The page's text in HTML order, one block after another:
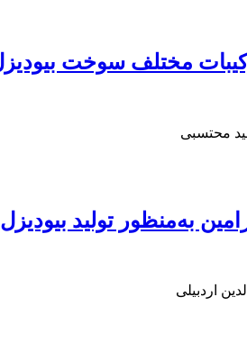
محتسبی
به‌منظور تولید بیودیزل
اردبیلی